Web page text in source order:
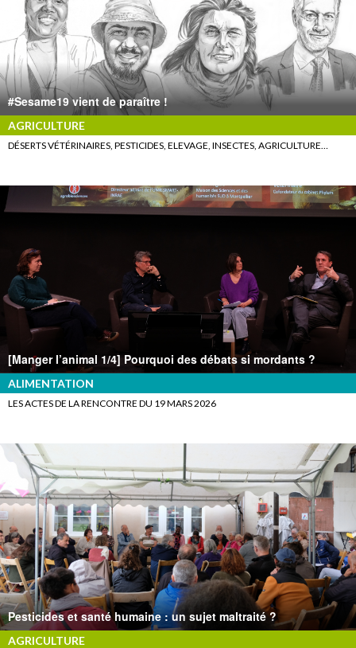
#Sesame19 vient de paraître !
AGRICULTURE
DÉSERTS VÉTÉRINAIRES, PESTICIDES, ELEVAGE, INSECTES, AGRICULTURE…
[Manger l’animal 1/4] Pourquoi des débats si mordants ?
ALIMENTATION
LES ACTES DE LA RENCONTRE DU 19 MARS 2026
Pesticides et santé humaine : un sujet maltraité ?
AGRICULTURE